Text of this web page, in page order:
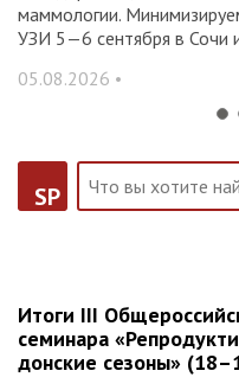
маммологии.
УЗИ 5—6 сентября в Сочи
05.08.2026 •
SP
Итоги III
семинара
донские сезоны»